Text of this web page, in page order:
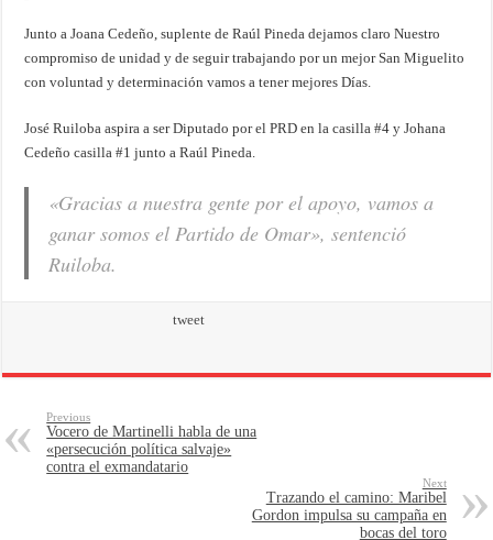
Junto a Joana Cedeño, suplente de Raúl Pineda dejamos claro Nuestro
compromiso de unidad y de seguir trabajando por un mejor San Miguelito
con voluntad y determinación vamos a tener mejores Días.
José Ruiloba aspira a ser Diputado por el PRD en la casilla #4 y Johana
Cedeño casilla #1 junto a Raúl Pineda.
«Gracias a nuestra gente por el apoyo, vamos a
ganar somos el Partido de Omar», sentenció
Ruiloba.
tweet
Previous
Vocero de Martinelli habla de una
«persecución política salvaje»
contra el exmandatario
Next
Trazando el camino: Maribel
Gordon impulsa su campaña en
bocas del toro